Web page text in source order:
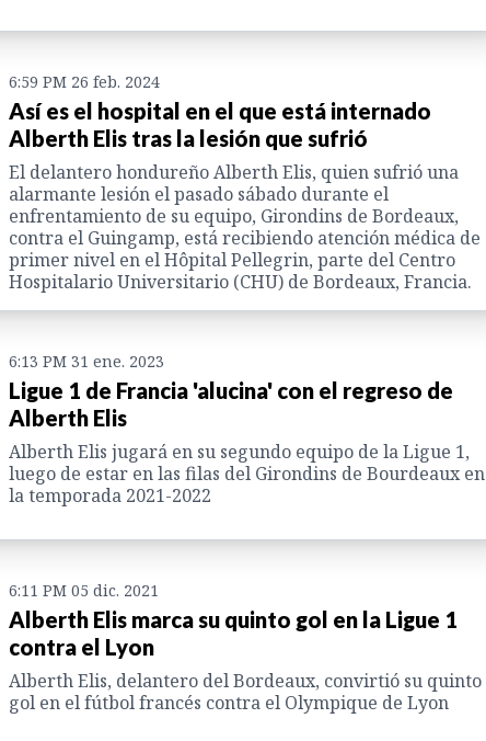
6:59 PM 26 feb. 2024
Así es el hospital en el que está internado
Alberth Elis tras la lesión que sufrió
El delantero hondureño Alberth Elis, quien sufrió una
alarmante lesión el pasado sábado durante el
enfrentamiento de su equipo, Girondins de Bordeaux,
contra el Guingamp, está recibiendo atención médica de
primer nivel en el Hôpital Pellegrin, parte del Centro
Hospitalario Universitario (CHU) de Bordeaux, Francia.
6:13 PM 31 ene. 2023
Ligue 1 de Francia 'alucina' con el regreso de
Alberth Elis
Alberth Elis jugará en su segundo equipo de la Ligue 1,
luego de estar en las filas del Girondins de Bourdeaux en
la temporada 2021-2022
6:11 PM 05 dic. 2021
Alberth Elis marca su quinto gol en la Ligue 1
contra el Lyon
Alberth Elis, delantero del Bordeaux, convirtió su quinto
gol en el fútbol francés contra el Olympique de Lyon